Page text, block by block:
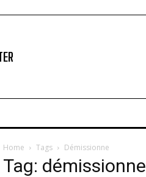
Home Tags Démissionne
Tag: démissionne